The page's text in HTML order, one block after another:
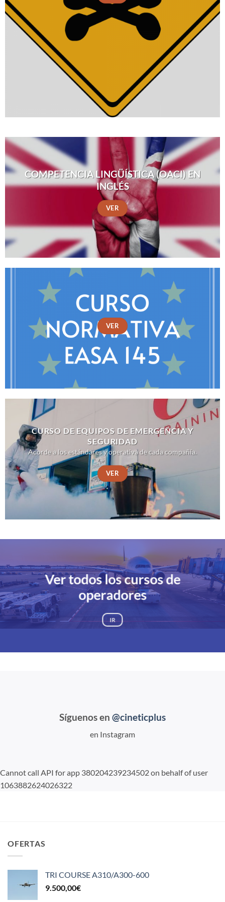
COMPETENCIA LINGÜÍSTICA (OACI) EN
INGLÉS
VER
VER
CURSO DE EQUIPOS DE EMERGENCIA Y
SEGURIDAD
Acorde a los estándares y operativa de cada compañía.
VER
Ver todos los cursos de
operadores
IR
Síguenos en @cineticplus
en Instagram
Cannot call API for app 380204239234502 on behalf of user
1063882624026322
OFERTAS
TRI COURSE A310/A300-600
9.500,00€